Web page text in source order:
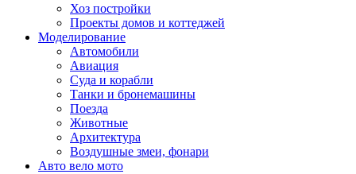
Хоз постройки
Проекты домов и коттеджей
Моделирование
Автомобили
Авиация
Суда и корабли
Танки и бронемашины
Поезда
Животные
Архитектура
Воздушные змеи, фонари
Авто вело мото